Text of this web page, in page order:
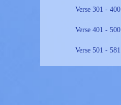
Verse 301 - 400
Verse 401 - 500
Verse 501 - 581